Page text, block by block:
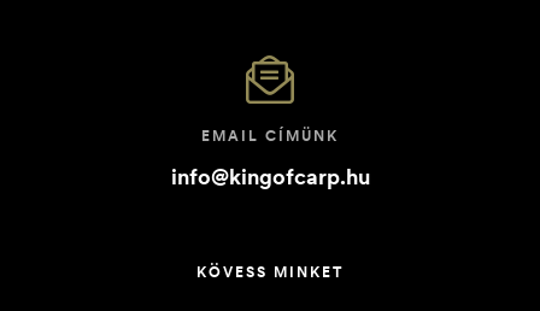
EMAIL CÍMÜNK
info@kingofcarp.hu
KÖVESS MINKET